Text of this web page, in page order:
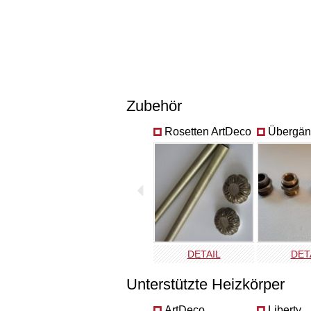
Zubehör
Rosetten ArtDeco
DETAIL
Unterstützte Heizkörper